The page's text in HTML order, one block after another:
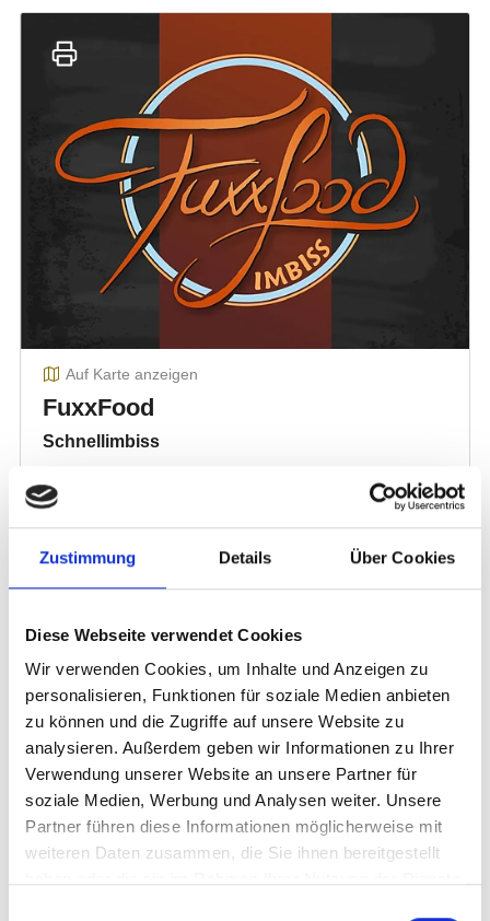
Zustimmung Details Über Cookies
Diese Webseite verwendet Cookies
Wir verwenden Cookies, um Inhalte und Anzeigen zu
personalisieren, Funktionen für soziale Medien anbieten
zu können und die Zugriffe auf unsere Website zu
analysieren. Außerdem geben wir Informationen zu Ihrer
Verwendung unserer Website an unsere Partner für
soziale Medien, Werbung und Analysen weiter. Unsere
Partner führen diese Informationen möglicherweise mit
weiteren Daten zusammen, die Sie ihnen bereitgestellt